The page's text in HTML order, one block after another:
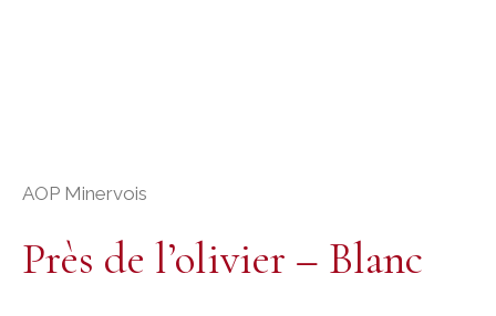
AOP Minervois
Près de l’olivier – Blanc